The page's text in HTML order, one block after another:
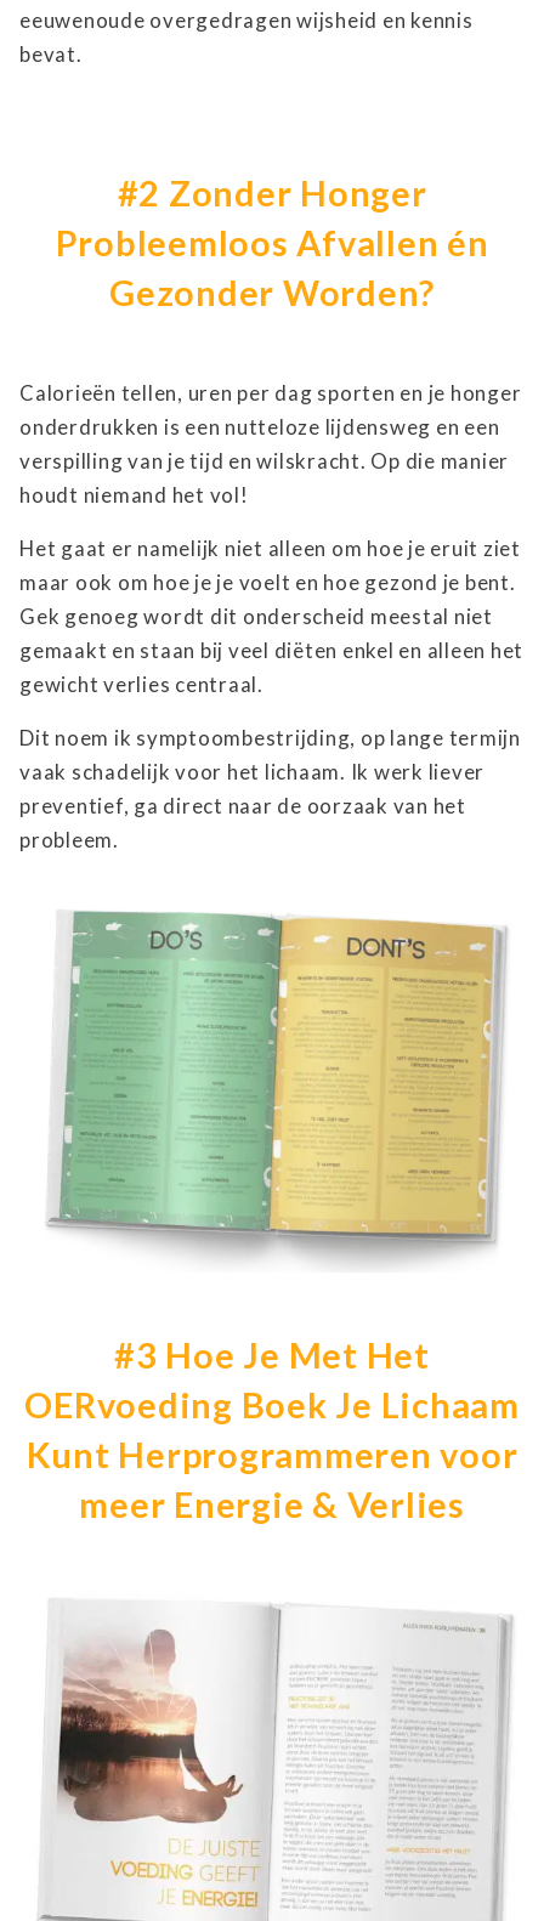
eeuwenoude overgedragen wijsheid en kennis
bevat.
#2 Zonder Honger
Probleemloos Afvallen én
Gezonder Worden?
Calorieën tellen, uren per dag sporten en je honger
onderdrukken is een nutteloze lijdensweg en een
verspilling van je tijd en wilskracht. Op die manier
houdt niemand het vol!
Het gaat er namelijk niet alleen om hoe je eruit ziet
maar ook om hoe je je voelt en hoe gezond je bent.
Gek genoeg wordt dit onderscheid meestal niet
gemaakt en staan bij veel diëten enkel en alleen het
gewicht verlies centraal.
Dit noem ik symptoombestrijding, op lange termijn
vaak schadelijk voor het lichaam. Ik werk liever
preventief, ga direct naar de oorzaak van het
probleem.
#3 Hoe Je Met Het
OERvoeding Boek Je Lichaam
Kunt Herprogrammeren voor
meer Energie & Verlies